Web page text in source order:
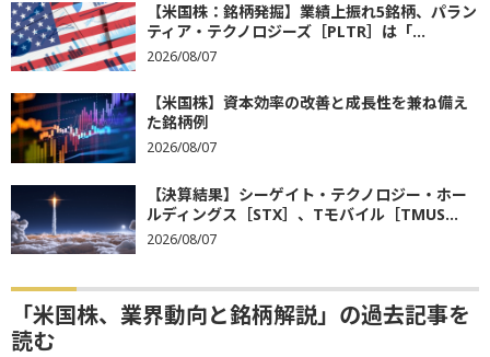
【米国株：銘柄発掘】業績上振れ5銘柄、パラン
ティア・テクノロジーズ［PLTR］は「...
2026/08/07
【米国株】資本効率の改善と成長性を兼ね備え
た銘柄例
2026/08/07
【決算結果】シーゲイト・テクノロジー・ホー
ルディングス［STX］、Tモバイル［TMUS...
2026/08/07
「米国株、業界動向と銘柄解説」の過去記事を
読む